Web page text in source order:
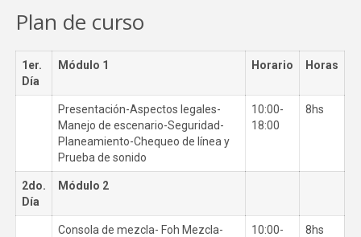
Plan de curso
1er.
Día
Módulo 1 Horario Horas
Presentación-Aspectos legales-
Manejo de escenario-Seguridad-
Planeamiento-Chequeo de línea y
Prueba de sonido
10:00-
18:00
8hs
2do.
Día
Módulo 2
Consola de mezcla- Foh Mezcla-
10:00-
8hs